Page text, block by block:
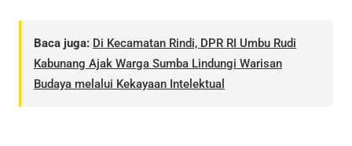
Baca juga: Di Kecamatan Rindi, DPR RI Umbu Rudi
Kabunang Ajak Warga Sumba Lindungi Warisan
Budaya melalui Kekayaan Intelektual